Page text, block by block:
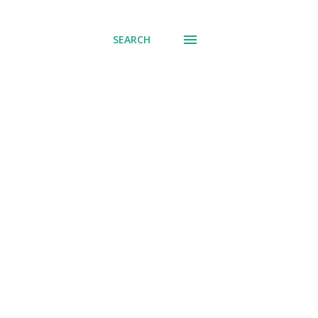
SEARCH